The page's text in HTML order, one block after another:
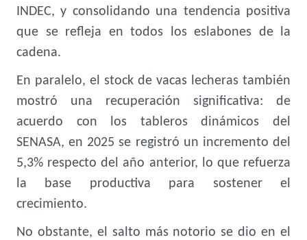
INDEC, y consolidando una tendencia positiva
que se refleja en todos los eslabones de la
cadena.
En paralelo, el stock de vacas lecheras también
mostró una recuperación significativa: de
acuerdo con los tableros dinámicos del
SENASA, en 2025 se registró un incremento del
5,3% respecto del año anterior, lo que refuerza
la base productiva para sostener el
crecimiento.
No obstante, el salto más notorio se dio en el